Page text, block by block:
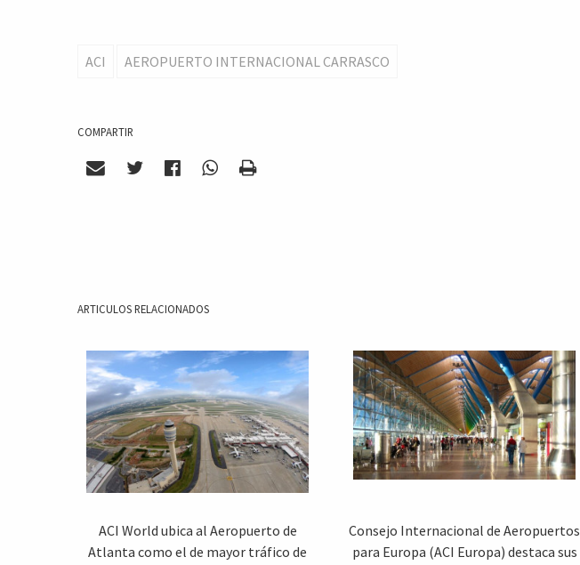
ACI AEROPUERTO INTERNACIONAL CARRASCO
COMPARTIR
ARTICULOS RELACIONADOS
ACI World ubica al Aeropuerto de
Atlanta como el de mayor tráfico de
Consejo Internacional de Aeropuertos
para Europa (ACI Europa) destaca sus